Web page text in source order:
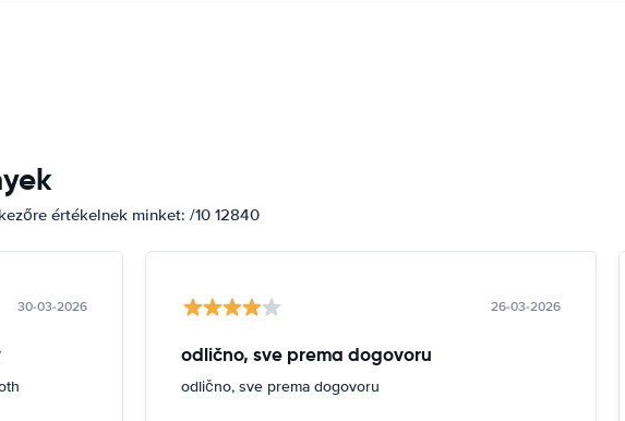
értékelnek minket: /10 12840
30-03-2026 26-03-2026
odlično, sve prema dogovoru
odlično, sve prema dogovoru